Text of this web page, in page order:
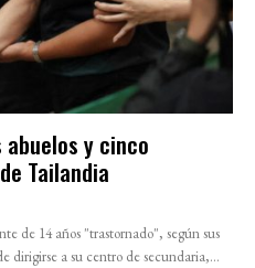
y cinco
Tailandia
de 14 años "trastornado", según sus
dirigirse a su centro de secundaria,...